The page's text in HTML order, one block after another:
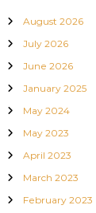
August 2026
July 2026
June 2026
January 2025
May 2024
May 2023
April 2023
March 2023
February 2023